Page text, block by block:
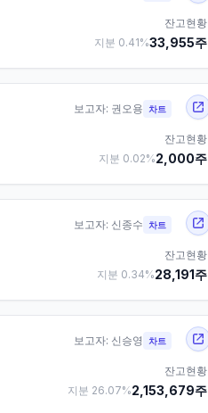
잔고현황
지분 0.41%33,955주
보고자: 권오용 차트
잔고현황
지분 0.02%2,000주
보고자: 신종수 차트
잔고현황
지분 0.34%28,191주
보고자: 신승영 차트
잔고현황
지분 26.07%2,153,679주